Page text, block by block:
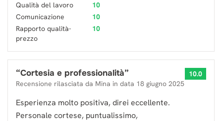
Qualità del lavoro
10
Comunicazione
10
Rapporto qualità-
prezzo
10
“Cortesia e professionalità”
Recensione rilasciata da Mina in data 18 giugno 2025
10.0
Esperienza molto positiva, direi eccellente.
Personale cortese, puntualissimo,